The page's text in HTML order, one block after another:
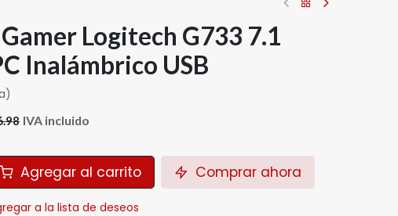
Logitech G733 7.1
Inalámbrico USB
IVA incluido
Agregar al carrito Comprar ahora
a la lista de deseos